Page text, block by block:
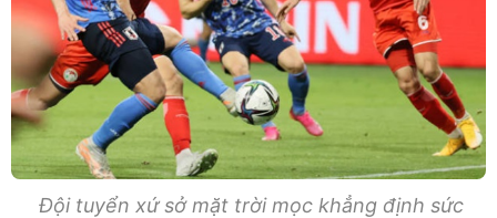
Đội tuyển xứ sở mặt trời mọc khẳng định sức